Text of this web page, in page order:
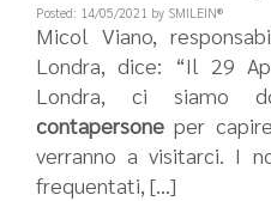
Posted: 14/05/2021 by SMILEIN®
Micol Viano,
Londra, dice: “Il 29
Londra, ci siamo
contapersone per
verranno a visitarci. I
frequentati, [...]